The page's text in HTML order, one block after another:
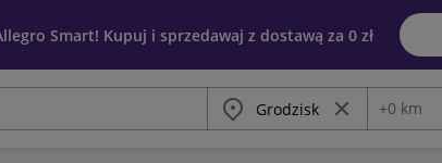
Smart! Kupuj i sprzedawaj z dostawą za 0 zł
Miasto Wyczyść frazę
Odległość
+0 km